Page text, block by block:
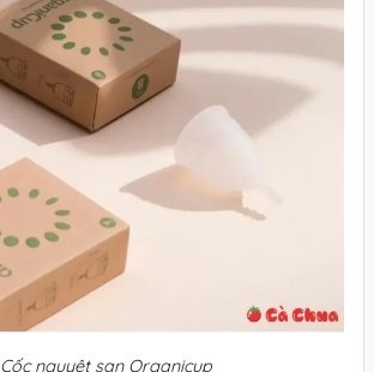
Cốc nguyệt san Organicup